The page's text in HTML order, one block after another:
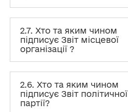
2.7. Хто та яким чином
підписує Звіт місцевої
організації ?
2.6. Хто та яким чином
підписує Звіт політичної
партії?